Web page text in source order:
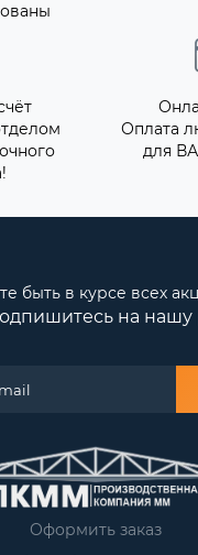
Оплата
для
быть в курсе всех
на нашу
Оформить заказ